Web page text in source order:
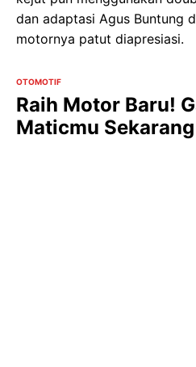
dan adaptasi Agus Buntung
motornya patut diapresiasi.
OTOMOTIF
Raih Motor Baru!
Maticmu